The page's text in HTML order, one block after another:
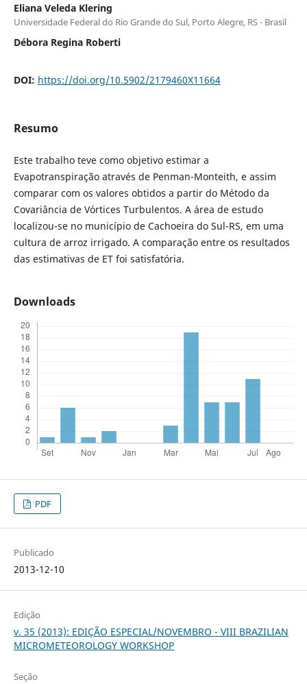
Eliana Veleda Klering
Universidade Federal do Rio Grande do Sul, Porto Alegre, RS - Brasil
Débora Regina Roberti
DOI: https://doi.org/10.5902/2179460X11664
Resumo
Este trabalho teve como objetivo estimar a
Evapotranspiração através de Penman-Monteith, e assim
comparar com os valores obtidos a partir do Método da
Covariância de Vórtices Turbulentos. A área de estudo
localizou-se no município de Cachoeira do Sul-RS, em uma
cultura de arroz irrigado. A comparação entre os resultados
das estimativas de ET foi satisfatória.
Downloads
PDF
Publicado
2013-12-10
Edição
v. 35 (2013): EDIÇÃO ESPECIAL/NOVEMBRO - VIII BRAZILIAN
MICROMETEOROLOGY WORKSHOP
Seção